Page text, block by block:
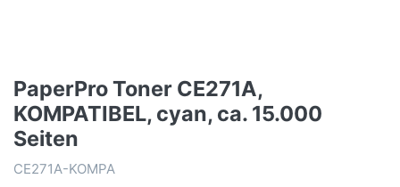
PaperPro Toner CE271A,
KOMPATIBEL, cyan, ca. 15.000
Seiten
CE271A-KOMPA